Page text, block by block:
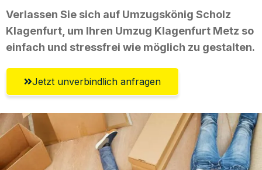
Verlassen Sie sich auf Umzugskönig Scholz
Klagenfurt, um Ihren Umzug Klagenfurt Metz so
einfach und stressfrei wie möglich zu gestalten.
Jetzt unverbindlich anfragen